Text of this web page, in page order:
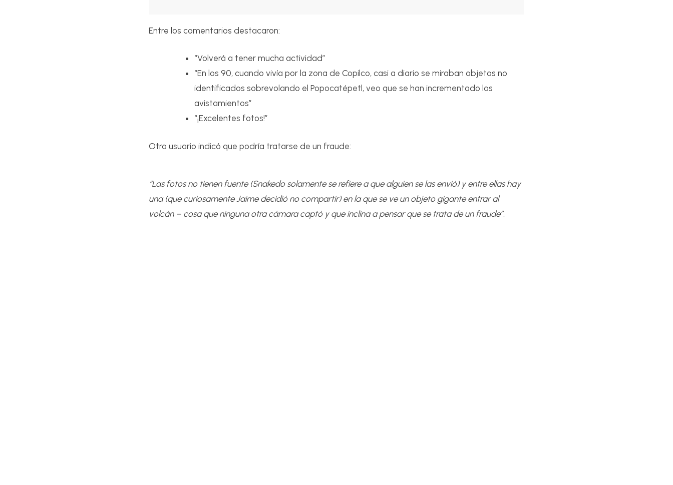
Entre los comentarios destacaron:
“Volverá a tener mucha actividad”
“En los 90, cuando vivía por la zona de Copilco, casi a diario se miraban objetos no
identificados sobrevolando el Popocatépetl, veo que se han incrementado los
avistamientos”
“¡Excelentes fotos!”
Otro usuario indicó que podría tratarse de un fraude:
“Las fotos no tienen fuente (Snakedo solamente se refiere a que alguien se las envió) y entre ellas hay
una (que curiosamente Jaime decidió no compartir) en la que se ve un objeto gigante entrar al
volcán – cosa que ninguna otra cámara captó y que inclina a pensar que se trata de un fraude”.